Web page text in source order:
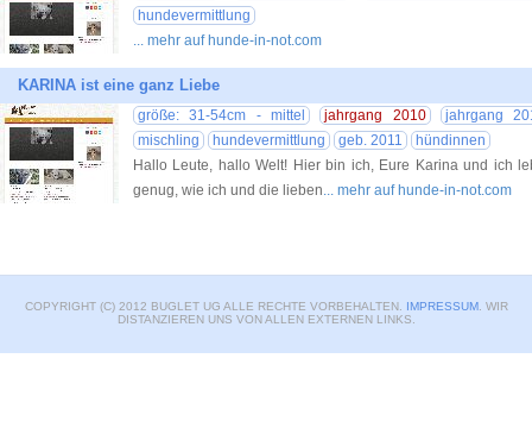
hundevermittlung
... mehr auf hunde-in-not.com
KARINA ist eine ganz Liebe
größe: 31-54cm - mittel jahrgang 2010
jahrgang
mischling
hundevermittlung geb. 2011
hündinnen
Hallo Leute, hallo Welt! Hier bin ich, Eure Karina und ich
genug, wie ich und die lieben... mehr auf hunde-in-not.com
COPYRIGHT (C) 2012 BUGLET UG ALLE RECHTE VORBEHALTEN. IMPRESSUM. WIR
DISTANZIEREN UNS VON ALLEN EXTERNEN LINKS.